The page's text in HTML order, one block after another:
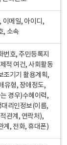
이메일, 아이디,
, 소속
번호, 주민등록지
적 여건, 사회활동
조기기 활용계획,
유형, 장애정도,
경우)수혜이력,
리인정보(이름,
관계, 연락처),
계, 전화, 휴대폰)